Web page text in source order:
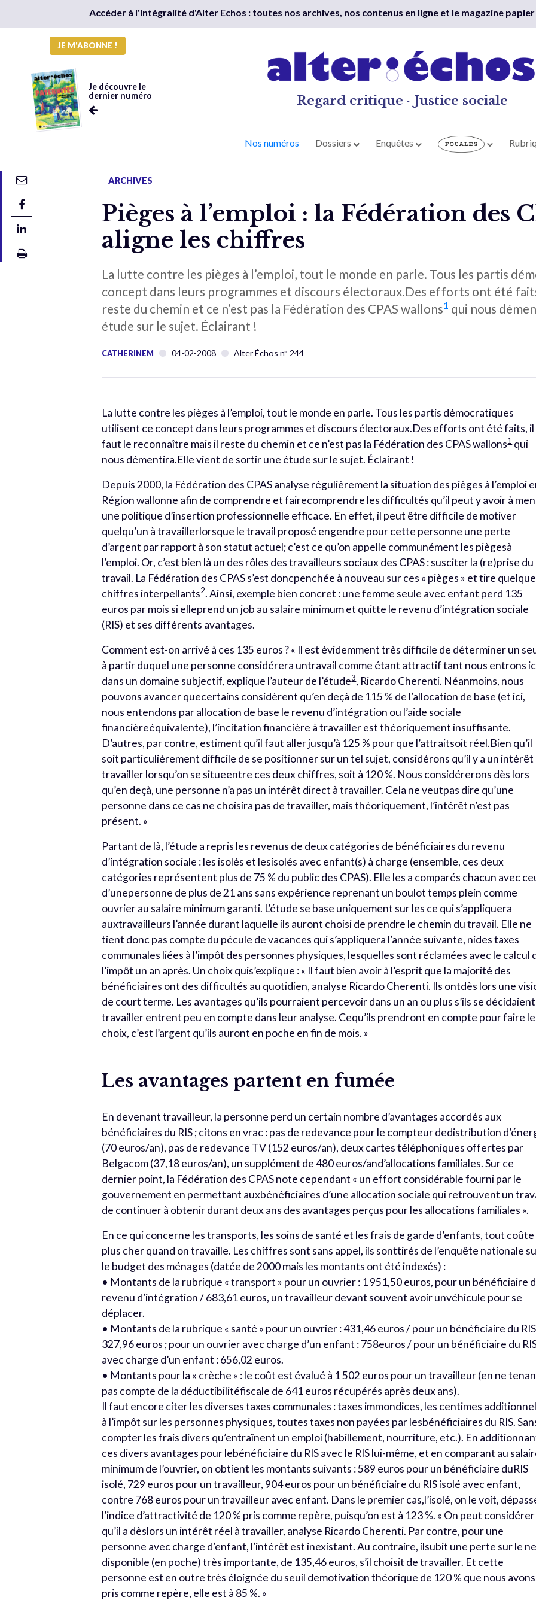
Accéder à l'intégralité d'Alter Echos : toutes nos archives, nos contenus en ligne et le magazine papier
JE M'ABONNE !
Je découvre le
dernier numéro
Regard critique · Justice sociale
Nos numéros Dossiers Enquêtes
ARCHIVES
Pièges à l’emploi : la Fédération des
aligne les chiffres
La lutte contre les pièges à l’emploi, tout le monde en parle. Tous les partis
concept dans leurs programmes et discours électoraux.Des efforts ont été
reste du chemin et ce n’est pas la Fédération des CPAS wallons1 qui nous
étude sur le sujet. Éclairant !
CATHERINEM 04-02-2008 Alter Échos n° 244
La lutte contre les pièges à l’emploi, tout le monde en parle. Tous les partis démocratiques
utilisent ce concept dans leurs programmes et discours électoraux.Des efforts ont été faits, il
faut le reconnaître mais il reste du chemin et ce n’est pas la Fédération des CPAS wallons1qui
nous démentira.Elle vient de sortir une étude sur le sujet. Éclairant !
Depuis 2000, la Fédération des CPAS analyse régulièrement la situation des pièges à l’emploi
Région wallonne afin de comprendre et fairecomprendre les difficultés qu’il peut y avoir à
une politique d’insertion professionnelle efficace. En effet, il peut être difficile de motiver
quelqu’un à travaillerlorsque le travail proposé engendre pour cette personne une perte
d’argent par rapport à son statut actuel; c’est ce qu’on appelle communément les piègesà
l’emploi. Or, c’est bien là un des rôles des travailleurs sociaux des CPAS : susciter la (re)prise du
travail. La Fédération des CPAS s’est doncpenchée à nouveau sur ces « pièges » et tire
chiffres interpellants2. Ainsi, exemple bien concret : une femme seule avec enfant perd 135
euros par mois si elleprend un job au salaire minimum et quitte le revenu d’intégration sociale
(RIS) et ses différents avantages.
Comment est-on arrivé à ces 135 euros ? « Il est évidemment très difficile de déterminer un
à partir duquel une personne considérera untravail comme étant attractif tant nous entrons
dans un domaine subjectif, explique l’auteur de l’étude3, Ricardo Cherenti. Néanmoins, nous
pouvons avancer quecertains considèrent qu’en deçà de 115 % de l’allocation de base (et ici,
nous entendons par allocation de base le revenu d’intégration ou l’aide sociale
financièreéquivalente), l’incitation financière à travailler est théoriquement insuffisante.
D’autres, par contre, estiment qu’il faut aller jusqu’à 125 % pour que l’attraitsoit réel.Bien qu’il
soit particulièrement difficile de se positionner sur un tel sujet, considérons qu’il y a un intérêt
travailler lorsqu’on se situeentre ces deux chiffres, soit à 120 %. Nous considérerons dès lors
qu’en deçà, une personne n’a pas un intérêt direct à travailler. Cela ne veutpas dire qu’une
personne dans ce cas ne choisira pas de travailler, mais théoriquement, l’intérêt n’est pas
présent. »
Partant de là, l’étude a repris les revenus de deux catégories de bénéficiaires du revenu
d’intégration sociale : les isolés et lesisolés avec enfant(s) à charge (ensemble, ces deux
catégories représentent plus de 75 % du public des CPAS). Elle les a comparés chacun avec
d’unepersonne de plus de 21 ans sans expérience reprenant un boulot temps plein comme
ouvrier au salaire minimum garanti. L’étude se base uniquement sur les ce qui s’appliquera
auxtravailleurs l’année durant laquelle ils auront choisi de prendre le chemin du travail. Elle ne
tient donc pas compte du pécule de vacances qui s’appliquera l’année suivante, nides taxes
communales liées à l’impôt des personnes physiques, lesquelles sont réclamées avec le calcul
l’impôt un an après. Un choix quis’explique : « Il faut bien avoir à l’esprit que la majorité des
bénéficiaires ont des difficultés au quotidien, analyse Ricardo Cherenti. Ils ontdès lors une
de court terme. Les avantages qu’ils pourraient percevoir dans un an ou plus s’ils se décidaient
travailler entrent peu en compte dans leur analyse. Cequ’ils prendront en compte pour faire
choix, c’est l’argent qu’ils auront en poche en fin de mois. »
Les avantages partent en fumée
En devenant travailleur, la personne perd un certain nombre d’avantages accordés aux
bénéficiaires du RIS ; citons en vrac : pas de redevance pour le compteur dedistribution
(70 euros/an), pas de redevance TV (152 euros/an), deux cartes téléphoniques offertes par
Belgacom (37,18 euros/an), un supplément de 480 euros/and’allocations familiales. Sur ce
dernier point, la Fédération des CPAS note cependant « un effort considérable fourni par le
gouvernement en permettant auxbénéficiaires d’une allocation sociale qui retrouvent un
de continuer à obtenir durant deux ans des avantages perçus pour les allocations familiales ».
En ce qui concerne les transports, les soins de santé et les frais de garde d’enfants, tout coûte
plus cher quand on travaille. Les chiffres sont sans appel, ils sonttirés de l’enquête nationale
le budget des ménages (datée de 2000 mais les montants ont été indexés) :
• Montants de la rubrique « transport » pour un ouvrier : 1 951,50 euros, pour un bénéficiaire
revenu d’intégration / 683,61 euros, un travailleur devant souvent avoir unvéhicule pour se
déplacer.
• Montants de la rubrique « santé » pour un ouvrier : 431,46 euros / pour un bénéficiaire du
327,96 euros ; pour un ouvrier avec charge d’un enfant : 758euros / pour un bénéficiaire du
avec charge d’un enfant : 656,02 euros.
• Montants pour la « crèche » : le coût est évalué à 1 502 euros pour un travailleur (en ne
pas compte de la déductibilitéfiscale de 641 euros récupérés après deux ans).
Il faut encore citer les diverses taxes communales : taxes immondices, les centimes
à l’impôt sur les personnes physiques, toutes taxes non payées par lesbénéficiaires du RIS.
compter les frais divers qu’entraînent un emploi (habillement, nourriture, etc.). En
ces divers avantages pour lebénéficiaire du RIS avec le RIS lui-même, et en comparant au
minimum de l’ouvrier, on obtient les montants suivants : 589 euros pour un bénéficiaire duRIS
isolé, 729 euros pour un travailleur, 904 euros pour un bénéficiaire du RIS isolé avec enfant,
contre 768 euros pour un travailleur avec enfant. Dans le premier cas,l’isolé, on le voit,
l’indice d’attractivité de 120 % pris comme repère, puisqu’on est à 123 %. « On peut considérer
qu’il a dèslors un intérêt réel à travailler, analyse Ricardo Cherenti. Par contre, pour une
personne avec charge d’enfant, l’intérêt est inexistant. Au contraire, ilsubit une perte sur le
disponible (en poche) très importante, de 135,46 euros, s’il choisit de travailler. Et cette
personne est en outre très éloignée du seuil demotivation théorique de 120 % que nous avons
pris comme repère, elle est à 85 %. »